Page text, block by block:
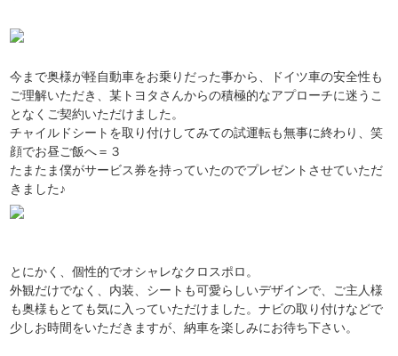
今まで奥様が軽自動車をお乗りだった事から、ドイツ車の安全性も
ご理解いただき、某トヨタさんからの積極的なアプローチに迷うこ
となくご契約いただけました。
チャイルドシートを取り付けしてみての試運転も無事に終わり、笑
顔でお昼ご飯へ＝３
たまたま僕がサービス券を持っていたのでプレゼントさせていただ
きました♪
とにかく、個性的でオシャレなクロスポロ。
外観だけでなく、内装、シートも可愛らしいデザインで、ご主人様
も奥様もとても気に入っていただけました。ナビの取り付けなどで
少しお時間をいただきますが、納車を楽しみにお待ち下さい。